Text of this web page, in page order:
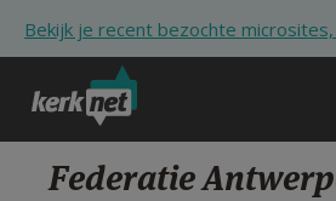
Bekijk je recent bezochte
STARTPAGINA
Federatie